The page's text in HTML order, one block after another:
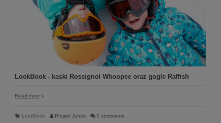
LookBook - kaski Rossignol Whoopee oraz gogle Raffish
Read more
LookBook Projekt Junior 0 comments